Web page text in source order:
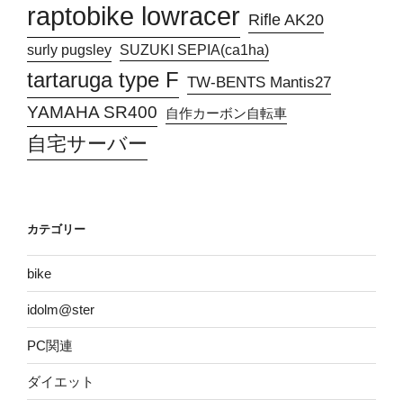
raptobike lowracer Rifle AK20
surly pugsley SUZUKI SEPIA(ca1ha)
tartaruga type F TW-BENTS Mantis27
YAMAHA SR400 自作カーボン自転車
自宅サーバー
カテゴリー
bike
idolm@ster
PC関連
ダイエット